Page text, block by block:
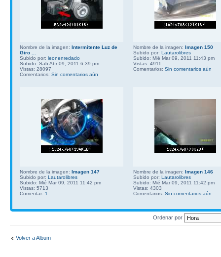
Nombre de la imagen: Intermitente Luz de
Giro ...
Subido por: leonenredado
Subido: Sab Abr 09, 2011 6:39 pm
Vistas: 28097
Comentarios: Sin comentarios aún
Nombre de la imagen: Imagen 150
Subido por: Lautarolibres
Subido: Mié Mar 09, 2011 11:43 pm
Vistas: 4911
Comentarios: Sin comentarios aún
Nombre de la imagen: Imagen 147
Subido por: Lautarolibres
Subido: Mié Mar 09, 2011 11:42 pm
Vistas: 5713
Comentar: 1
Nombre de la imagen: Imagen 146
Subido por: Lautarolibres
Subido: Mié Mar 09, 2011 11:42 pm
Vistas: 4303
Comentarios: Sin comentarios aún
Ordenar por
Volver a Album